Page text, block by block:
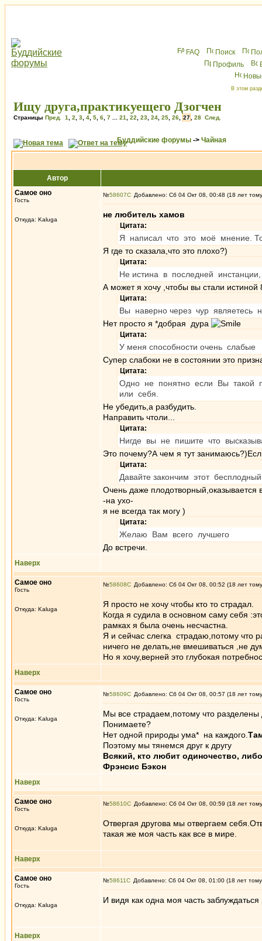
FAQ Поиск
Профиль
В этом
Ищу друга,практикуещего Дзогчен
Страницы Пред. 1 2 3 4 5 6 7 21 22 23 24 25 26 27 28 След.
Буддийские форумы -> Чайная
Автор
Самое оно
Гость
Откуда: Kaluga
№58607 Добавлено: Сб 04 Окт 08, 00:48 (18 лет
не любитель хамов
Цитата:
Я написал что это моё мнение.
Я где то сказала,что это плохо?)
Цитата:
Не истина в последней инстанции,
А может я хочу ,чтобы вы стали истиной
Цитата:
Вы наверно через чур являетесь
Нет просто я *добрая дура
Цитата:
У меня способности очень слабые
Супер слабоки не в состоянии это
Цитата:
Одно не понятно если Вы такой
или себя.
Не убедить,а разбудить.
Направить чтоли...
Цитата:
Нигде вы не пишите что
Это почему?А чем я тут
Цитата:
Давайте закончим этот бесплодный
Очень даже плодотворный,оказывается
-на ухо-
я не всегда так могу )
Цитата:
Желаю Вам всего лучшего
До встречи.
Наверх
Самое оно
Гость
Откуда: Kaluga
№58608 Добавлено: Сб 04 Окт 08, 00:52 (18 лет
Я просто не хочу чтобы кто то страдал.
Когда я судила в основном саму себя
рамках я была очень несчастна.
Я и сейчас слегка страдаю,потому что
ничего не делать,не вмешиваться ,не
Но я хочу,верней это глубокая
Наверх
Самое оно
Гость
Откуда: Kaluga
№58609 Добавлено: Сб 04 Окт 08, 00:57 (18 лет
Мы все страдаем,потому что разделены
Понимаете?
Нет одной природы ума* на каждого.
Поэтому мы тянемся друг к другу
Всякий, кто любит одиночество,
Фрэнсис Бэкон
Наверх
Самое оно
Гость
Откуда: Kaluga
№58610 Добавлено: Сб 04 Окт 08, 00:59 (18 лет
Отвергая другова мы отвергаем
такая же моя часть как все в мире.
Наверх
Самое оно
Гость
Откуда: Kaluga
№58611 Добавлено: Сб 04 Окт 08, 01:00 (18 лет
И видя как одна моя часть
Наверх